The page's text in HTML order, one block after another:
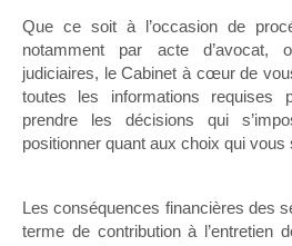
Que ce soit à l’occasion de
notamment par acte d’avocat,
judiciaires, le Cabinet à cœur de
toutes les informations requises
prendre les décisions qui
positionner quant aux choix qui vous
Les conséquences financières des
terme de contribution à l’entretien